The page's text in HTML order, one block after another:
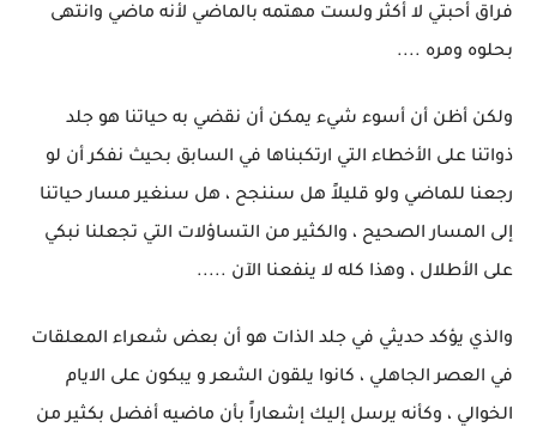
فراق أحبتي لا أكثر ولست مهتمه بالماضي لأنه ماضي وانتهى
بحلوه ومره ....
ولكن أظن أن أسوء شيء يمكن أن نقضي به حياتنا هو جلد
ذواتنا على الأخطاء التي ارتكبناها في السابق بحيث نفكر أن لو
رجعنا للماضي ولو قليلاً هل سننجح ، هل سنغير مسار حياتنا
إلى المسار الصحيح ، والكثير من التساؤلات التي تجعلنا نبكي
على الأطلال ، وهذا كله لا ينفعنا الآن .....
والذي يؤكد حديثي في جلد الذات هو أن بعض شعراء المعلقات
في العصر الجاهلي ، كانوا يلقون الشعر و يبكون على الايام
الخوالي ، وكأنه يرسل إليك إشعاراً بأن ماضيه أفضل بكثير من